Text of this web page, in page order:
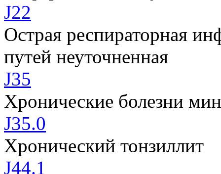
J22
Острая респираторная
путей неуточненная
J35
Хронические болезни
J35.0
Хронический тонзиллит
J44.1